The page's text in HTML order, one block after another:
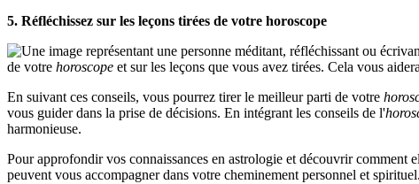
5. Réfléchissez sur les leçons tirées de votre horoscope
de votre horoscope et sur les leçons que vous avez tirées. Cela vous
En suivant ces conseils, vous pourrez tirer le meilleur parti de votre
vous guider dans la prise de décisions. En intégrant les conseils de l'
harmonieuse.
Pour approfondir vos connaissances en astrologie et découvrir comment
peuvent vous accompagner dans votre cheminement personnel et spirituel.